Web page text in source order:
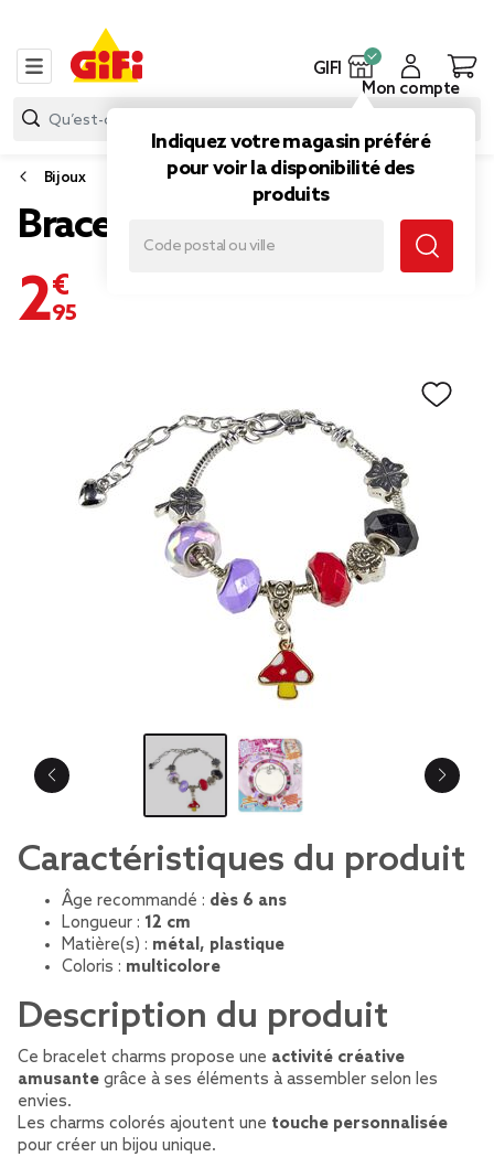
GIFI
Indiquez votre magasin préféré
pour voir la disponibilité des
produits
Mon compte
Bijoux
Bracelet charms L12cm
2,95 €
Caractéristiques du produit
Âge recommandé : dès 6 ans
Longueur : 12 cm
Matière(s) : métal, plastique
Coloris : multicolore
Description du produit
Ce bracelet charms propose une activité créative
amusante grâce à ses éléments à assembler selon les
envies.
Les charms colorés ajoutent une touche personnalisée
pour créer un bijou unique.